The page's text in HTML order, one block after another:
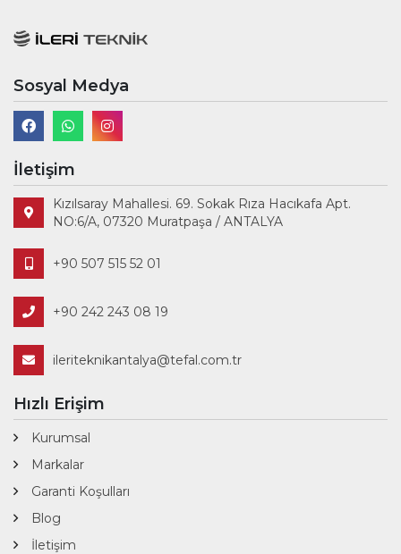
Sosyal Medya
İletişim
Kızılsaray Mahallesi. 69. Sokak Rıza Hacıkafa Apt.
NO:6/A, 07320 Muratpaşa / ANTALYA
+90 507 515 52 01
+90 242 243 08 19
ileriteknikantalya@tefal.com.tr
Hızlı Erişim
Kurumsal
Markalar
Garanti Koşulları
Blog
İletişim